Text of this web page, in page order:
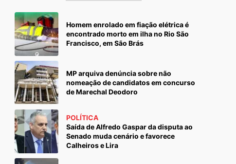
Homem enrolado em fiação elétrica é
encontrado morto em ilha no Rio São
Francisco, em São Brás
MP arquiva denúncia sobre não
nomeação de candidatos em concurso
de Marechal Deodoro
POLÍTICA
Saída de Alfredo Gaspar da disputa ao
Senado muda cenário e favorece
Calheiros e Lira